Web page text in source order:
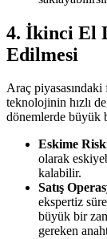
4. İkinci El
Edilmesi
Araç
teknolojinin hızlı
dönemlerde büyük
Eskime
olarak
kalabilir.
Satış
ekspertiz
büyük bir
gereken